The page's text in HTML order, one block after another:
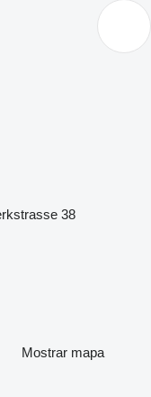
38
Mostrar mapa